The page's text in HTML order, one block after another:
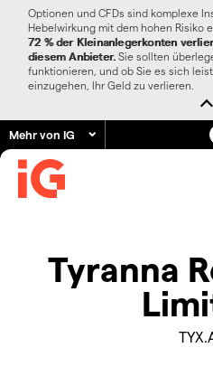
Optionen und CFDs sind komplexe
Hebelwirkung mit dem hohen Risiko
72 % der Kleinanlegerkonten
diesem Anbieter. Sie sollten
funktionieren, und ob Sie es sich
einzugehen, Ihr Geld zu verlieren.
Mehr von IG
Tyranna